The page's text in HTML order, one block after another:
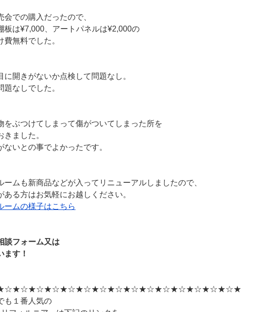
での購入だったので、
板は¥7,000、アートパネルは¥2,000の
無料でした。
に開きがないか点検して問題なし。
なしでした。
をぶつけてしまって傷がついてしまった所を
ました。
ないとの事でよかったです。
ームも新商品などが入ってリニューアルしましたので、
ある方はお気軽にお越しください。
ームの様子はこちら
談フォーム又は
ます！
も１番人気の